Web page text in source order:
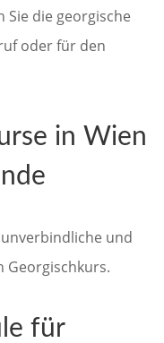
Sie die georgische
oder für den
in Wien
und
Georgischkurs.
für